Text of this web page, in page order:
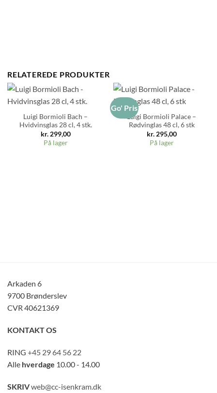
RELATEREDE PRODUKTER
Luigi Bormioli Bach –
Hvidvinsglas 28 cl, 4 stk.
kr.299,00
På lager
Go' Pris
Luigi Bormioli Palace –
Rødvinglas 48 cl, 6 stk
kr.295,00
På lager
Arkaden 6
9700 Brønderslev
CVR 40621369
KONTAKT OS
RING +45 29 64 56 22
Alle hverdage 10.00 - 14.00
SKRIVweb@cc-isenkram.dk